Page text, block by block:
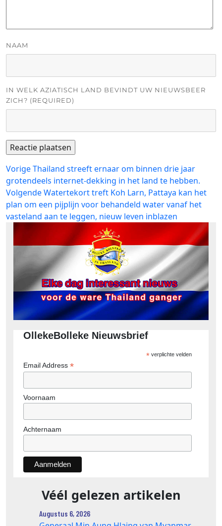
NAAM
IN WELK AZIATISCH LAND BEVINDT UW NIEUWSBEER
ZICH? (REQUIRED)
Bericht
navigatie
VorigeVorig
bericht:
Thailand streeft ernaar om binnen drie jaar
grotendeels internet-dekking in het land te hebben.
VolgendeVolgend
bericht:
Watertekort treft Koh Larn, Pattaya kan het
plan om een ​​pijplijn voor behandeld water vanaf het
vasteland aan te leggen, nieuw leven inblazen
OllekeBolleke Nieuwsbrief
*verplichte velden
Email Address *
Voornaam
Achternaam
Véél gelezen artikelen
Augustus 6, 2026